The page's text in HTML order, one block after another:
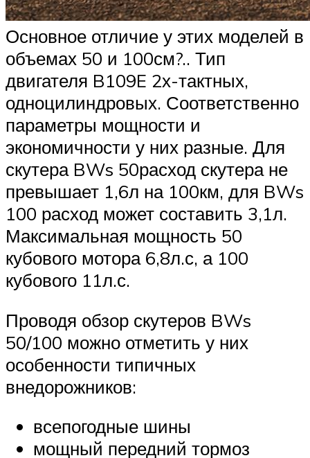
Основное отличие у этих моделей в
объемах 50 и 100см?.. Тип
двигателя B109E 2х-тактных,
одноцилиндровых. Соответственно
параметры мощности и
экономичности у них разные. Для
скутера BWs 50расход скутера не
превышает 1,6л на 100км, для BWs
100 расход может составить 3,1л.
Максимальная мощность 50
кубового мотора 6,8л.с, а 100
кубового 11л.с.
Проводя обзор скутеров BWs
50/100 можно отметить у них
особенности типичных
внедорожников:
всепогодные шины
мощный передний тормоз